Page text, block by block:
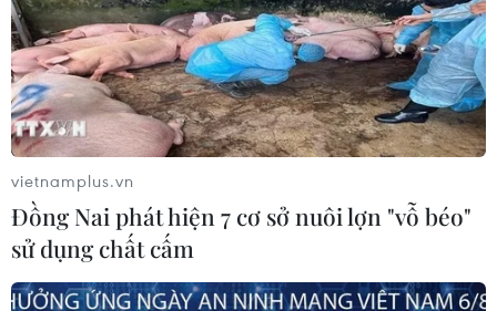
vietnamplus.vn
Đồng Nai phát hiện 7 cơ sở nuôi lợn "vỗ béo"
sử dụng chất cấm